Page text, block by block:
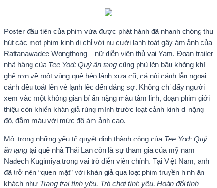
Poster đầu tiên của phim vừa được phát hành đã nhanh chóng thu
hút các mọt phim kinh dị chỉ với nụ cười lạnh toát gây ám ảnh của
Rattanawadee Wongthong – nữ diễn viên thủ vai Yam. Đoạn trailer
nhá hàng của Tee Yod: Quỷ ăn tạng cũng phủ lên bầu không khí
ghê rợn về một vùng quê hẻo lánh xưa cũ, cả nội cảnh lẫn ngoại
cảnh đều toát lên vẻ lạnh lẽo đến đáng sợ. Không chỉ đẩy người
xem vào một không gian bí ẩn nặng màu tâm linh, đoạn phim giới
thiệu còn khiến khán giả rùng mình trước loạt cảnh kinh dị nặng
đô, đẫm máu với mức độ ám ảnh cao.
Một trong những yếu tố quyết định thành công của Tee Yod: Quỷ
ăn tạng tại quê nhà Thái Lan còn là sự tham gia của mỹ nam
Nadech Kugimiya trong vai trò diễn viên chính. Tại Việt Nam, anh
đã trở nên “quen mặt” với khán giả qua loạt phim truyền hình ăn
khách như Trang trại tình yêu, Trò chơi tình yêu, Hoán đổi tình